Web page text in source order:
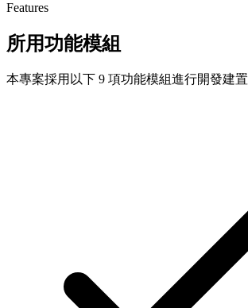
Features
所用功能模組
本專案採用以下 9 項功能模組進行開發建置